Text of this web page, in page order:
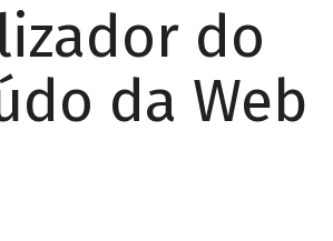
do
da Web